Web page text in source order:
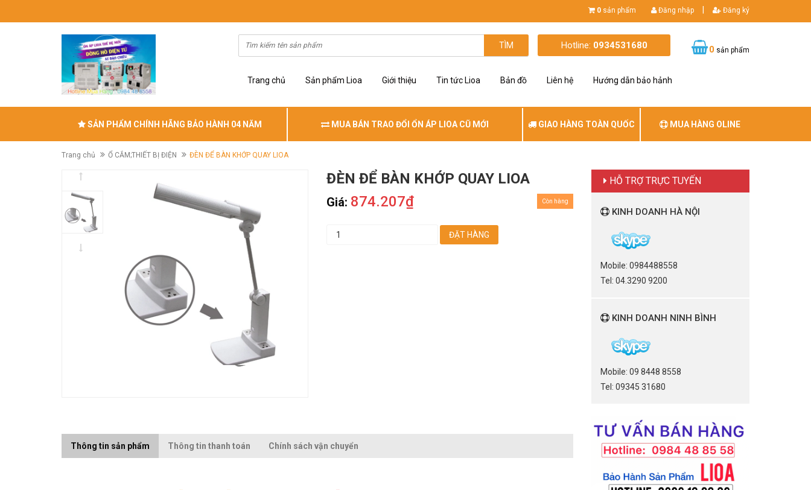
0 sản phẩm Đăng nhập Đăng ký
TÌM Hotline: 0934531680 0sản phẩm
Trang chủ Sản phẩm Lioa Giới thiệu Tin tức Lioa Bản đồ Liên hệ Hướng dẫn bảo hảnh
SẢN PHẨM CHÍNH HÃNG BẢO HÀNH 04 NĂM MUA BÁN TRAO ĐỔI ỔN ÁP LIOA CŨ MỚI GIAO HÀNG TOÀN QUỐC MUA HÀNG OLINE
Trang chủ Ổ CẮM;THIẾT BỊ ĐIỆN ĐÈN ĐỂ BÀN KHỚP QUAY LIOA
ĐÈN ĐỂ BÀN KHỚP QUAY LIOA
Giá: 874.207₫ Còn hàng
ĐẶT HÀNG
Thông tin sản phẩm Thông tin thanh toán Chính sách vận chuyển
HỖ TRỢ TRỰC TUYẾN
KINH DOANH HÀ NỘI
Mobile: 0984488558
Tel: 04.3290 9200
KINH DOANH NINH BÌNH
Mobile: 09 8448 8558
Tel: 09345 31680